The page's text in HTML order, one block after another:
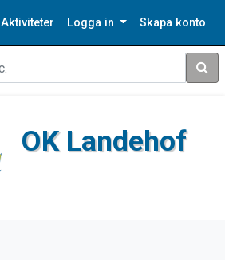
Aktiviteter Logga in Skapa konto
Sök
OK Landehof